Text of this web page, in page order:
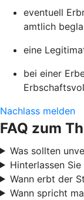
eventuell
amtlich
eine
bei einer
Nachlass melden
FAQ zum
Was sollten
Hinterlassen Sie
Wann erbt der
Wann spricht